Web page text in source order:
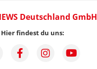
Deutschland GmbH
Hier findest du uns: